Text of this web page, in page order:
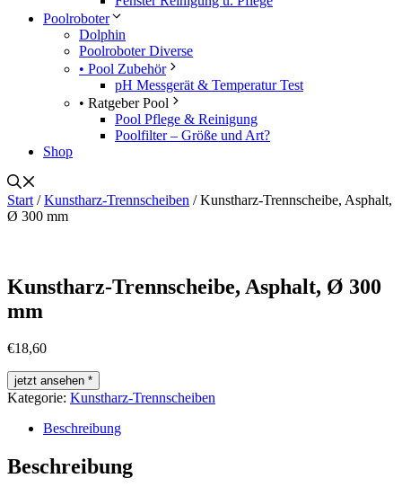
Poolroboter
Dolphin
Poolroboter Diverse
• Pool Zubehör
pH Messgerät & Temperatur Test
• Ratgeber Pool
Pool Pflege & Reinigung
Poolfilter – Größe und Art?
Shop
Start /Kunstharz-Trennscheiben / Kunstharz-Trennscheibe, Asphalt,
Ø 300 mm
Kunstharz-Trennscheibe, Asphalt, Ø 300
mm
€18,60
jetzt ansehen *
Kategorie: Kunstharz-Trennscheiben
Beschreibung
Beschreibung